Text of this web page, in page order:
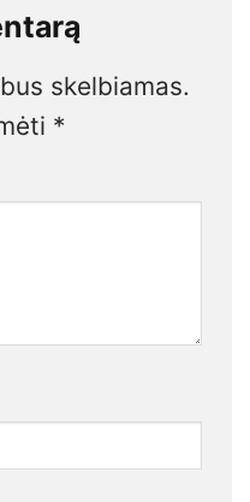
skelbiamas.
*